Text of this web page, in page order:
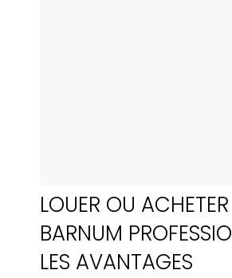
LOUER OU
BARNUM
LES AVANTAGES